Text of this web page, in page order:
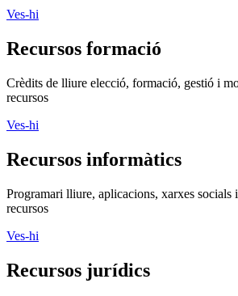
Ves-hi
Recursos formació
Crèdits de lliure elecció, formació, gestió i
recursos
Ves-hi
Recursos informàtics
Programari lliure, aplicacions, xarxes socials
recursos
Ves-hi
Recursos jurídics